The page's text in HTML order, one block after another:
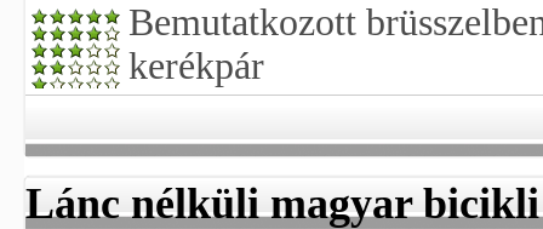
Bemutatkozott
kerékpár
Lánc nélküli magyar bicikli